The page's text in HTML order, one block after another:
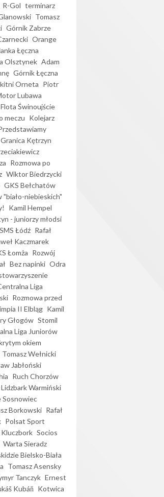
R-Gol terminarz
Tomasz
Górnik Zabrze
Orange
Łęczna
Olsztynek Adam
Górnik Łęczna
Orneta Piotr
Lubawa
Flota Świnoujście
meczu Kolejarz
Granica Kętrzyn
Rozmowa po
Wiktor Biedrzycki
GKS Bełchatów
"biało-niebieskich"
Kamil Hempel
- juniorzy młodsi
Łódź Rafał
Kaczmarek
Łomża Rozwój
Bez napinki Odra
Liga
Rozmowa przed
II Elbląg Kamil
Głogów Stomil
Liga Juniorów
okiem
Tomasz Wełnicki
Jabłoński
Ruch Chorzów
Warmiński
Sosnowiec
Borkowski Rafał
Polsat Sport
Socios
Warta Sieradz
Bielsko-Biała
Tomasz Asensky
Tanczyk Ernest
Kubáň Kotwica